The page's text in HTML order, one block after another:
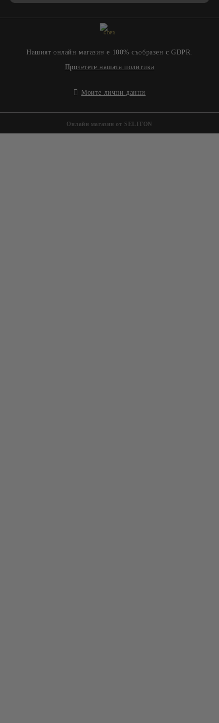
GDPR
Нашият онлайн магазин е 100% съобразен с GDPR.
Прочетете нашата политика
Моите лични данни
Онлайн магазин от SELITON